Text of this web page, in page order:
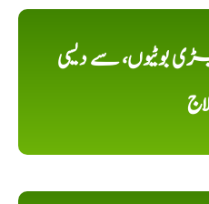
بوٹیوں، سے دیسی